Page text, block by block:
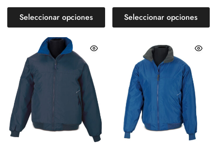
Seleccionar opciones Seleccionar opciones